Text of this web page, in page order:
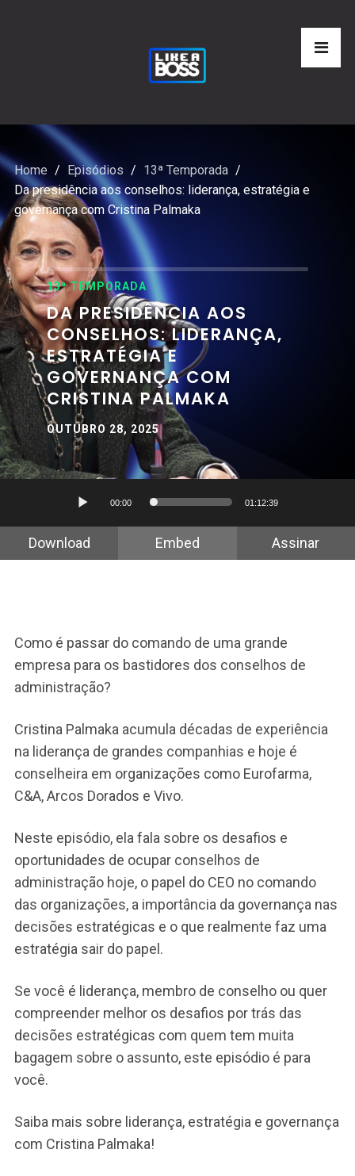
Home Episódios
13ª Temporada
Da presidência aos conselhos: liderança, estratégia e
governança com Cristina Palmaka
13ª TEMPORADA
DA PRESIDÊNCIA AOS
CONSELHOS: LIDERANÇA,
ESTRATÉGIA E
GOVERNANÇA COM
CRISTINA PALMAKA
OUTUBRO 28, 2025
Tocador
áudio
00:00 01:12:39
Download Embed Assinar
Como é passar do comando de uma grande
empresa para os bastidores dos conselhos de
administração?
Cristina Palmaka acumula décadas de experiência
na liderança de grandes companhias e hoje é
conselheira em organizações como Eurofarma,
C&A, Arcos Dorados e Vivo.
Neste episódio, ela fala sobre os desafios e
oportunidades de ocupar conselhos de
administração hoje, o papel do CEO no comando
das organizações, a importância da governança nas
decisões estratégicas e o que realmente faz uma
estratégia sair do papel.
Se você é liderança, membro de conselho ou quer
compreender melhor os desafios por trás das
decisões estratégicas com quem tem muita
bagagem sobre o assunto, este episódio é para
você.
Saiba mais sobre liderança, estratégia e governança
com Cristina Palmaka!